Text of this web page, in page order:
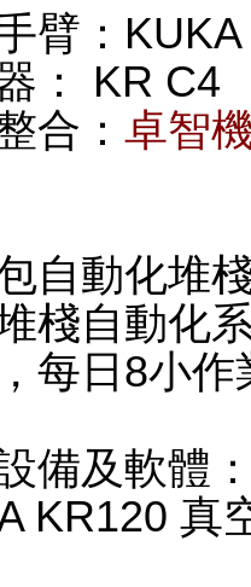
臂：
： KR C4
合：卓智
自動化堆
棧自動化
每日8小
備及軟體：
KR120 真